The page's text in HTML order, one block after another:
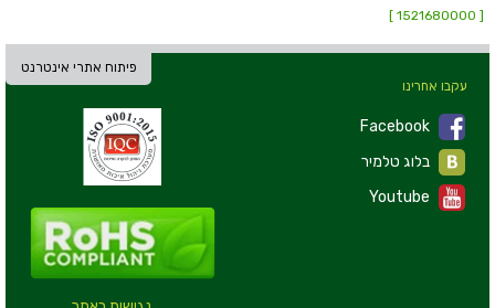
[ 1521680000 ]
פיתוח אתרי אינטרנט
עקבו אחרינו
Facebook
Youtube